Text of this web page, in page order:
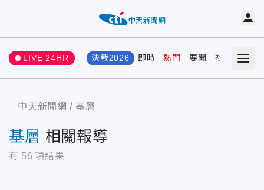
LIVE 24HR 決戰2026 即時 熱門 要聞 社會 娛樂
中天新聞網 基層
基層 相關報導
有 56 項結果